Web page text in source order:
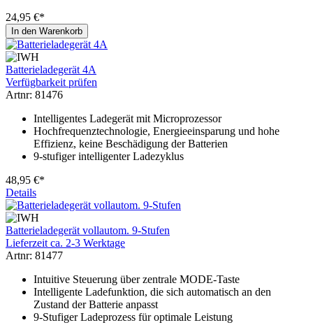
24,95 €*
In den Warenkorb
Batterieladegerät 4A
Verfügbarkeit prüfen
Artnr: 81476
Intelligentes Ladegerät mit Microprozessor
Hochfrequenztechnologie, Energieeinsparung und hohe
Effizienz, keine Beschädigung der Batterien
9-stufiger intelligenter Ladezyklus
48,95 €*
Details
Batterieladegerät vollautom. 9-Stufen
Lieferzeit ca. 2-3 Werktage
Artnr: 81477
Intuitive Steuerung über zentrale MODE-Taste
Intelligente Ladefunktion, die sich automatisch an den
Zustand der Batterie anpasst
9-Stufiger Ladeprozess für optimale Leistung